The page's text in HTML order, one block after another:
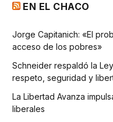
EN EL CHACO
Jorge Capitanich: «El
acceso de los pobres»
Schneider respaldó la
respeto, seguridad y
La Libertad Avanza
liberales